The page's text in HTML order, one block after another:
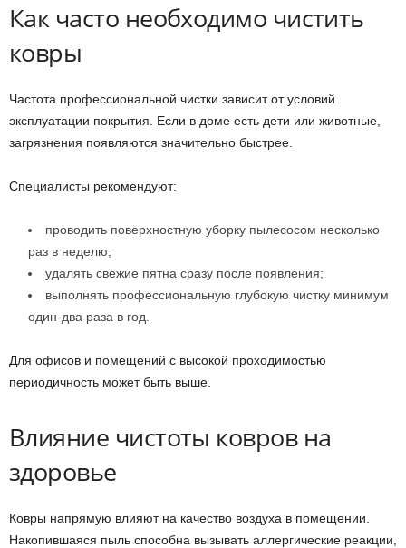
Как часто необходимо чистить
ковры
Частота профессиональной чистки зависит от условий
эксплуатации покрытия. Если в доме есть дети или животные,
загрязнения появляются значительно быстрее.
Специалисты рекомендуют:
проводить поверхностную уборку пылесосом несколько
раз в неделю;
удалять свежие пятна сразу после появления;
выполнять профессиональную глубокую чистку минимум
один-два раза в год.
Для офисов и помещений с высокой проходимостью
периодичность может быть выше.
Влияние чистоты ковров на
здоровье
Ковры напрямую влияют на качество воздуха в помещении.
Накопившаяся пыль способна вызывать аллергические реакции,